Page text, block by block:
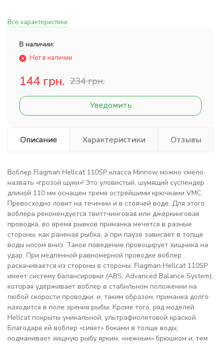
Все характеристики
В наличии:
Нет в наличии
144 грн. 234 грн.
Уведомить
Описание Характеристики Отзывы
Воблер Flagman Hellcat 110SP класса Minnow можно смело
назвать «грозой щуки»! Это уловистый, шумящий суспендер
длиной 110 мм оснащен тремя острейшими крючками VMC.
Превосходно ловит на течении и в стоячей воде. Для этого
воблера рекомендуется твиттчинговая или джеркинговая
проводка, во время рывков приманка мечется в разные
стороны, как раненая рыбка, а при паузе зависает в толще
воды носом вниз. Такое поведение провоцирует хищника на
удар. При медленной равномерной проводке воблер
раскачивается из стороны в стороны. Flagman Hellcat 110SP
имеет систему балансировки (ABS, Advanced Balance System),
которая удерживает воблер в стабильном положении на
любой скорости проводки, и, таким образом, приманка долго
находится в поле зрения рыбы. Кроме того, ряд моделей
Hellcat покрыты уникальной, ультрафиолетовой краской.
Благодаря ей воблер «сияет» боками в толще воды,
подманивает хищную рыбу ярким, «нежным» брюшком и, тем